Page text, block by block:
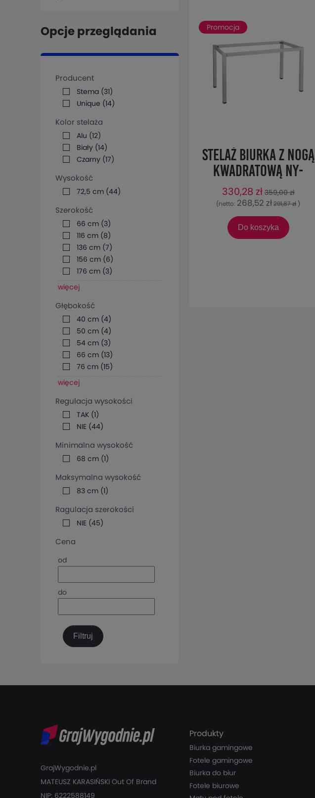
Opcje przeglądania
Producent
Stema (31)
Unique (14)
Kolor stelaża
Alu (12)
Biały (14)
Czarny (17)
Wysokość
72,5 cm (44)
Szerokość
66 cm (3)
116 cm (8)
136 cm (7)
156 cm (6)
176 cm (3)
więcej
Głębokość
40 cm (4)
50 cm (4)
54 cm (3)
66 cm (13)
76 cm (15)
więcej
Regulacja wysokości
TAK (1)
NIE (44)
Minimalna wysokość
68 cm (1)
Maksymalna wysokość
83 cm (1)
Ragulacja szerokości
NIE (45)
Cena
od
do
Filtruj
Stelaż biurka z nogą
kwadratową NY-
A057/136/K - 136x66
cm, biały
330,28 zł 359,00 zł
(netto: 268,52 zł291,87 zł )
Do koszyka
Promocja
GrajWygodnie.pl
MATEUSZ KARASIŃSKI ­Out Of Brand
NIP: 6222588149
Produkty
Biurka gamingowe
Fotele gamingowe
Biurka do biur
Fotele biurowe